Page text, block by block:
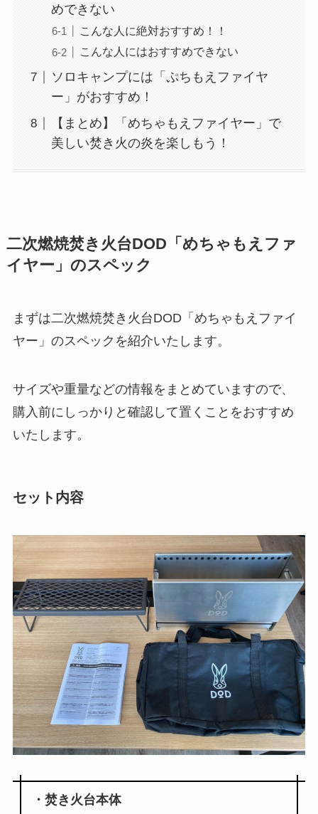
めできない
こんな人に絶対おすすめ！！
こんな人にはおすすめできない
ソロキャンプには「ぷちもえファイヤ
ー」がおすすめ！
【まとめ】「めちゃもえファイヤー」で
美しい焚き火の炎を楽しもう！
二次燃焼焚き火台DOD「めちゃもえファ
イヤー」のスペック
まずは二次燃焼焚き火台DOD「めちゃもえファイ
ヤー」のスペックを紹介いたします。
サイズや重量などの情報をまとめていますので、
購入前にしっかりと確認して置くことをおすすめ
いたします。
セット内容
・焚き火台本体